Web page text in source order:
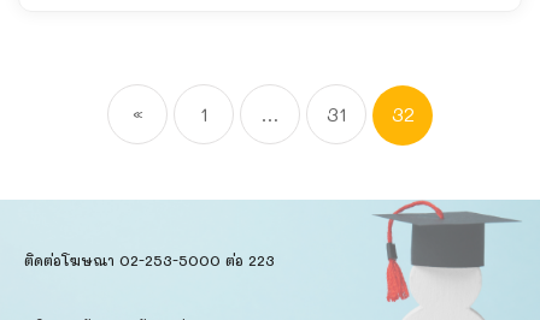
« 1 … 31 32
ติดต่อโฆษณา 02-253-5000​ ต่อ 223